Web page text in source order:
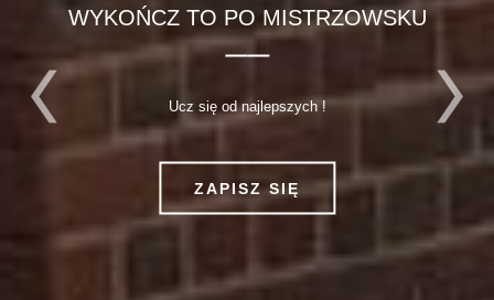
WYKOŃCZ TO PO MISTRZOWSKU
Ucz się od najlepszych !
ZAPISZ SIĘ